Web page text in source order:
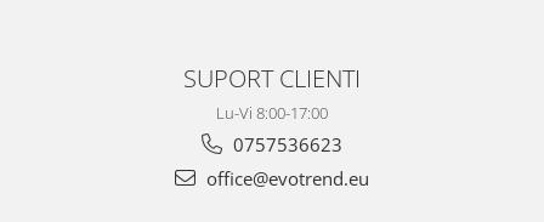
SUPORT CLIENTI
Lu-Vi 8:00-17:00
0757536623
office@evotrend.eu